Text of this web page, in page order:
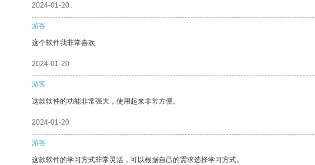
2024-01-20
游客
这个软件我非常喜欢
2024-01-20
游客
这款软件的功能非常强大，使用起来非常方便。
2024-01-20
游客
这款软件的学习方式非常灵活，可以根据自己的需求选择学习方式。